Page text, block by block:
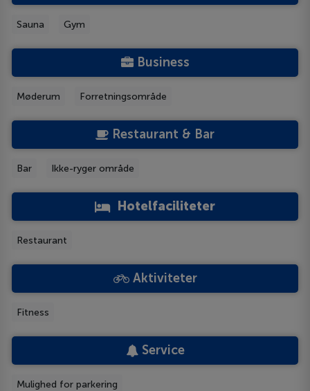
Sauna Gym
Business
Møderum Forretningsområde
Restaurant & Bar
Bar Ikke-ryger område
Hotelfaciliteter
Restaurant
Aktiviteter
Fitness
Service
Mulighed for parkering